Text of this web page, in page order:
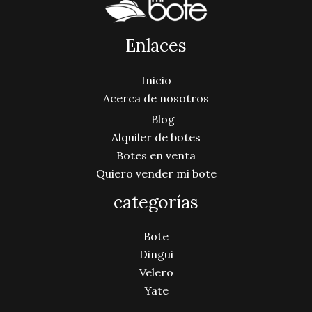
Enlaces
Inicio
Acerca de nosotros
Blog
Alquiler de botes
Botes en venta
Quiero vender mi bote
categorías
Bote
Dingui
Velero
Yate